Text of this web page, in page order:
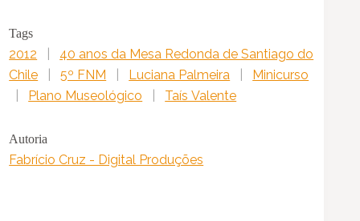
Tags
2012
40 anos da Mesa Redonda de Santiago do
Chile
5º FNM Luciana Palmeira
Minicurso
Plano Museológico Taís Valente
Autoria
Fabrício Cruz - Digital Produções